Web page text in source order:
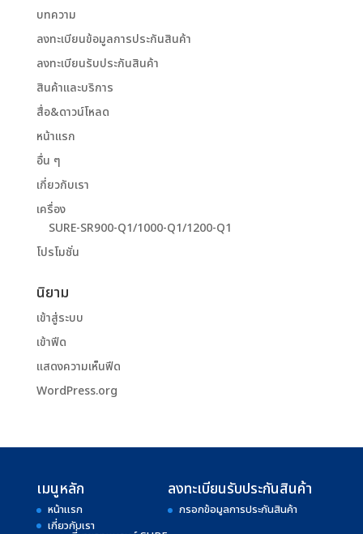
บทความ
ลงทะเบียนข้อมูลการประกันสินค้า
ลงทะเบียนรับประกันสินค้า
สินค้าและบริการ
สื่อ&ดาวน์โหลด
หน้าแรก
อื่น ๆ
เกี่ยวกับเรา
เครื่อง
SURE-SR900-Q1/1000-Q1/1200-Q1
โปรโมชั่น
นิยาม
เข้าสู่ระบบ
เข้าฟีด
แสดงความเห็นฟีด
WordPress.org
เมนูหลัก
หน้าแรก
เกี่ยวกับเรา
ลงทะเบียนรับประกันสินค้า
กรอกข้อมูลการประกันสินค้า